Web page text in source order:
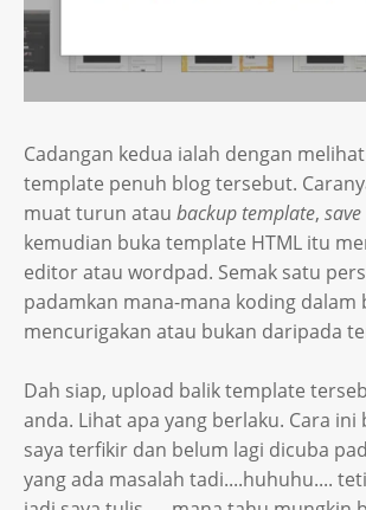
Cadangan kedua ialah dengan
template penuh blog tersebut.
muat turun atau backup template, save
kemudian buka template HTML itu
editor atau wordpad. Semak satu
padamkan mana-mana koding dalam
mencurigakan atau bukan daripada
Dah siap, upload balik template
anda. Lihat apa yang berlaku. Cara ini
saya terfikir dan belum lagi dicuba
yang ada masalah tadi....huhuhu....